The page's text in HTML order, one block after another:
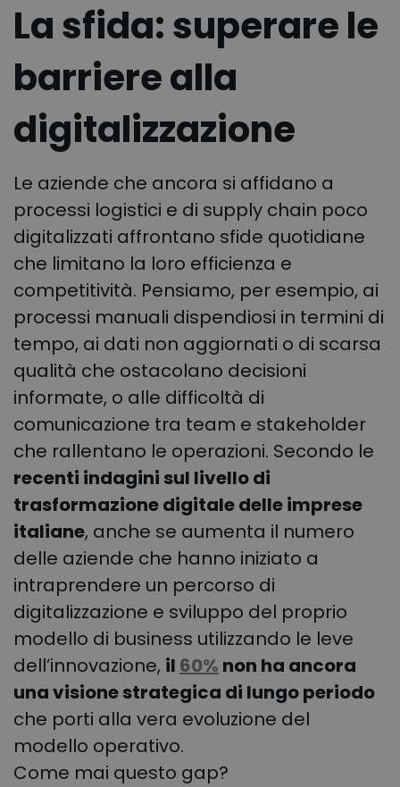
La sfida: superare le
barriere alla
digitalizzazione
Le aziende che ancora si affidano a
processi logistici e di supply chain poco
digitalizzati affrontano sfide quotidiane
che limitano la loro efficienza e
competitività. Pensiamo, per esempio, ai
processi manuali dispendiosi in termini di
tempo, ai dati non aggiornati o di scarsa
qualità che ostacolano decisioni
informate, o alle difficoltà di
comunicazione tra team e stakeholder
che rallentano le operazioni. Secondo le
recenti indagini sul livello di
trasformazione digitale delle imprese
italiane, anche se aumenta il numero
delle aziende che hanno iniziato a
intraprendere un percorso di
digitalizzazione e sviluppo del proprio
modello di business utilizzando le leve
dell’innovazione, il 60% non ha ancora
una visione strategica di lungo periodo
che porti alla vera evoluzione del
modello operativo.
Come mai questo gap?